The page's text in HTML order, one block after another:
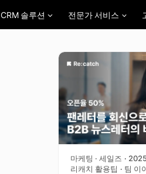
CRM 솔루션 전문가 서비스
마케팅 · 세일즈 ·
리캐치 활용팁 · 팀 이